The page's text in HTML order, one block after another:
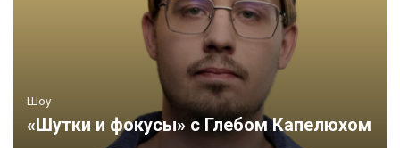
Шоу
«Шутки и фокусы» с Глебом Капелюхом